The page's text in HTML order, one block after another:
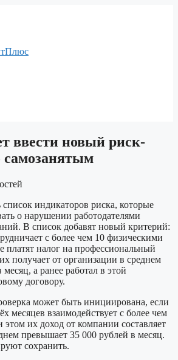
ввести новый риск-
самозанятым
индикаторов риска, которые
о нарушении работодателями
В список добавят новый критерий:
с более чем 10 физическими
налог на профессиональный
получает от организации в среднем
а ранее работал в этой
договору.
может быть инициирована, если
месяцев взаимодействует с более чем
их доход от компании составляет
превышает 35 000 рублей в месяц.
сохранить.